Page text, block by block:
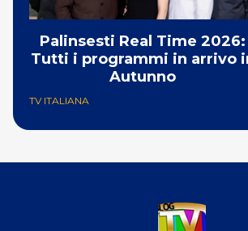
Palinsesti Real Time 2026:
Tutti i programmi in arrivo
Autunno
TV ITALIANA